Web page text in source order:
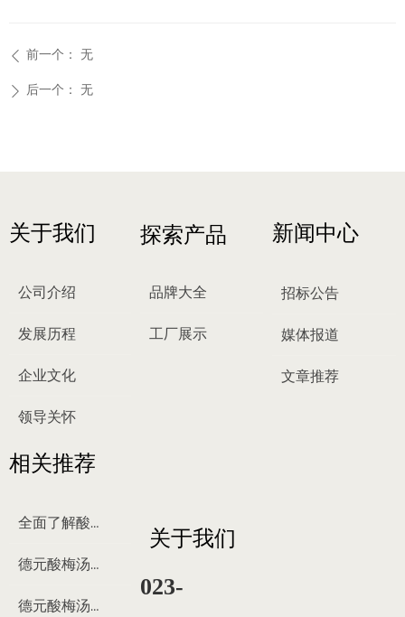
ꄴ 前一个： 无
ꄲ 后一个： 无
关于我们
公司介绍
发展历程
企业文化
领导关怀
探索产品
品牌大全
工厂展示
招标公告
媒体报道
文章推荐
新闻中心
关于我们
023-
相关推荐
全面了解酸梅汤
德元酸梅汤来历
德元酸梅汤制作过程